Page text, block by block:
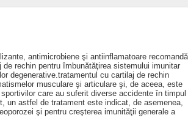
antimicrobiene şi antiinflamatoare recomandă
rechin pentru îmbunătăţirea sistemului imunitar
degenerative.tratamentul cu cartilaj de rechin
musculare şi articulare şi, de aceea, este
care au suferit diverse accidente în timpul
un astfel de tratament este indicat, de asemenea,
şi pentru creşterea imunităţii generale a